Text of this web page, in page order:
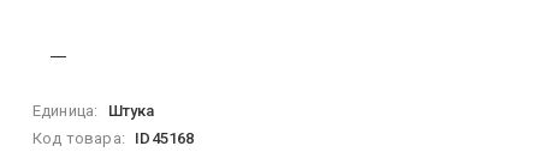
Единица:
Штука
Код товара:
ID45168